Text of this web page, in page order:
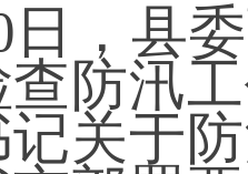
日，县
防汛
关于